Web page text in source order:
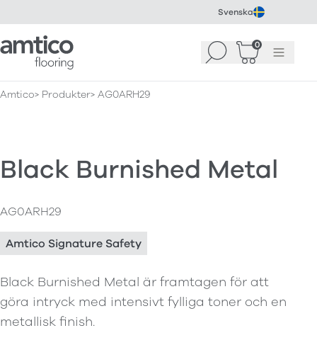
Svenska
Amtico Flooring Sök 0
Korg 0)Meny
Amtico Produkter AG0ARH29
Black Burnished Metal
AG0ARH29
Amtico Signature Safety
Black Burnished Metal är framtagen för att
göra intryck med intensivt fylliga toner och en
metallisk finish.